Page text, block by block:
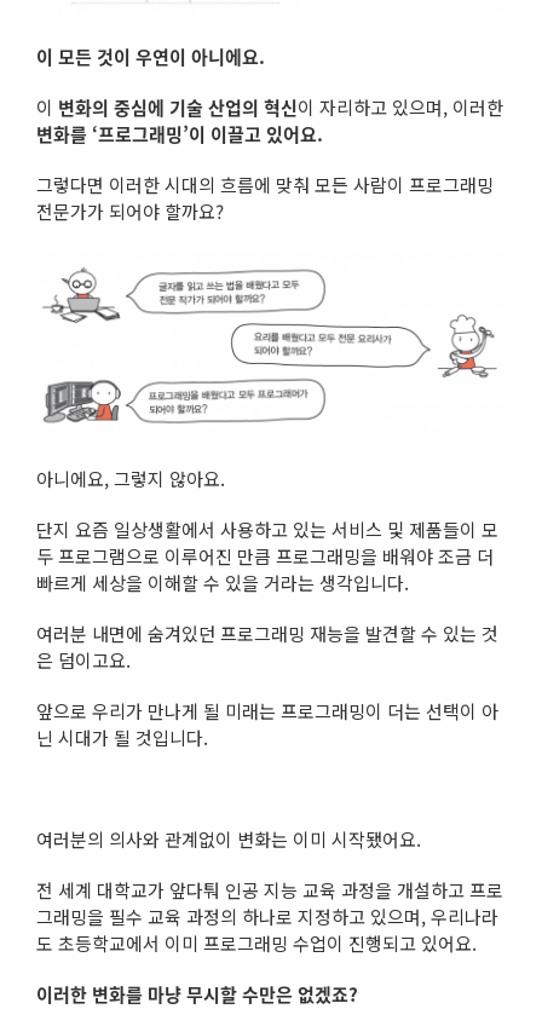
이 모든 것이 우연이 아니에요.
이 변화의 중심에 기술 산업의 혁신이 자리하고 있으며, 이러한
변화를 ‘프로그래밍’이 이끌고 있어요.
그렇다면 이러한 시대의 흐름에 맞춰 모든 사람이 프로그래밍
전문가가 되어야 할까요?
아니에요, 그렇지 않아요.
단지 요즘 일상생활에서 사용하고 있는 서비스 및 제품들이 모
두 프로그램으로 이루어진 만큼 프로그래밍을 배워야 조금 더
빠르게 세상을 이해할 수 있을 거라는 생각입니다.
여러분 내면에 숨겨있던 프로그래밍 재능을 발견할 수 있는 것
은 덤이고요.
앞으로 우리가 만나게 될 미래는 프로그래밍이 더는 선택이 아
닌 시대가 될 것입니다.
여러분의 의사와 관계없이 변화는 이미 시작됐어요.
전 세계 대학교가 앞다퉈 인공 지능 교육 과정을 개설하고 프로
그래밍을 필수 교육 과정의 하나로 지정하고 있으며, 우리나라
도 초등학교에서 이미 프로그래밍 수업이 진행되고 있어요.
이러한 변화를 마냥 무시할 수만은 없겠죠?